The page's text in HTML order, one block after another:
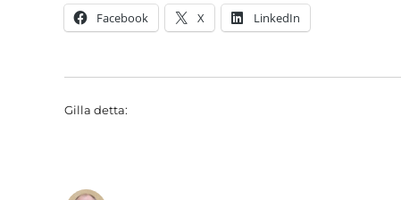
Facebook X LinkedIn
Gilla detta: